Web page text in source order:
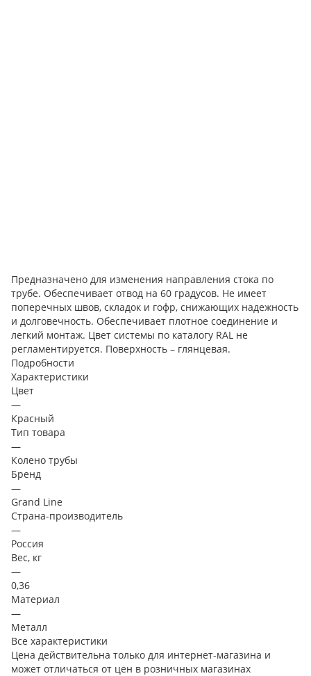
Предназначено для изменения направления стока по
трубе. Обеспечивает отвод на 60 градусов. Не имеет
поперечных швов, складок и гофр, снижающих надежность
и долговечность. Обеспечивает плотное соединение и
легкий монтаж. Цвет системы по каталогу RAL не
регламентируется. Поверхность – глянцевая.
Подробности
Характеристики
Цвет
—
Красный
Тип товара
—
Колено трубы
Бренд
—
Grand Line
Страна-производитель
—
Россия
Вес, кг
—
0,36
Материал
—
Металл
Все характеристики
Цена действительна только для интернет-магазина и
может отличаться от цен в розничных магазинах